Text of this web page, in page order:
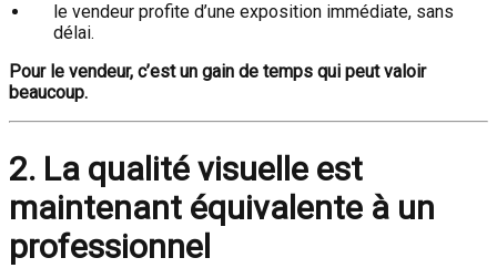
le vendeur profite d’une exposition immédiate, sans
délai.
Pour le vendeur, c’est un gain de temps qui peut valoir
beaucoup.
2. La qualité visuelle est
maintenant équivalente à un
professionnel